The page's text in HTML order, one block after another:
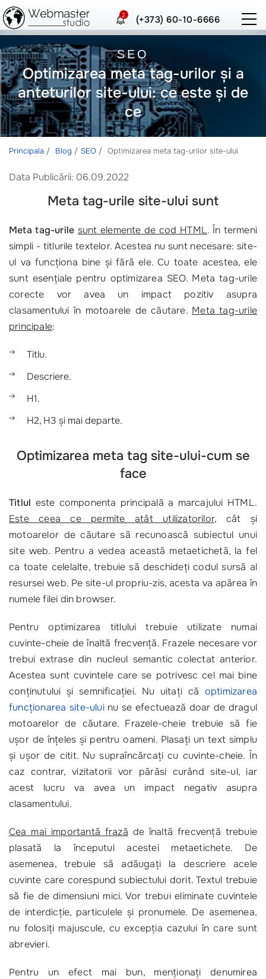
(+373) 60-10-6666
2
SEO
Optimizarea meta tag-urilor și a
anteturilor site-ului: ce este și de
ce
Principala Blog SEO Optimizarea meta tag-urilor site-ului
Data Publicării: 06.09.2022
Meta tag-urile site-ului sunt
Meta tag-urile sunt elemente de cod HTML. În termeni
simpli - titlurile textelor. Acestea nu sunt necesare: site-
ul va funcționa bine și fără ele. Cu toate acestea, ele
sunt esențiale pentru optimizarea SEO. Meta tag-urile
corecte vor avea un impact pozitiv asupra
clasamentului în motoarele de căutare. Meta tag-urile
principale:
Titlu.
Descriere.
H1.
H2, H3 și mai departe.
Optimizarea meta tag site-ului-cum se
face
Titlul este componenta principală a marcajului HTML.
Este ceea ce permite atât utilizatorilor, cât și
motoarelor de căutare să recunoască subiectul unui
site web. Pentru a vedea această metaetichetă, la fel
ca toate celelalte, trebuie să deschideți codul sursă al
resursei web. Pe site-ul propriu-zis, acesta va apărea în
numele filei din browser.
Pentru optimizarea titlului trebuie utilizate numai
cuvinte-cheie de înaltă frecvență. Frazele necesare vor
trebui extrase din nucleul semantic colectat anterior.
Acestea sunt cuvintele care se potrivesc cel mai bine
conținutului și semnificației. Nu uitați că optimizarea
funcționarea site-uluinu se efectuează doar de dragul
motoarelor de căutare. Frazele-cheie trebuie să fie
ușor de înțeles și pentru oameni. Plasați un text simplu
și ușor de citit. Nu supraîncărcați cu cuvinte-cheie. În
caz contrar, vizitatorii vor părăsi curând site-ul, iar
acest lucru va avea un impact negativ asupra
clasamentului.
Cea mai importantă frază de înaltă frecvență trebuie
plasată la începutul acestei metaetichete. De
asemenea, trebuie să adăugați la descriere acele
cuvinte care corespund subiectului dorit. Textul trebuie
să fie de dimensiuni mici. Vor trebui eliminate cuvintele
de interdicție, particulele și pronumele. De asemenea,
nu folosiți majuscule, cu excepția cazului în care sunt
abrevieri.
Pentru un efect mai bun, menționați denumirea